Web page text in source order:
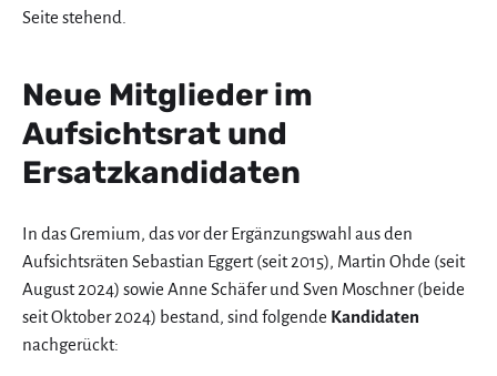
Seite stehend.
Neue Mitglieder im
Aufsichtsrat und
Ersatzkandidaten
In das Gremium, das vor der Ergänzungswahl aus den
Aufsichtsräten Sebastian Eggert (seit 2015), Martin Ohde (seit
August 2024) sowie Anne Schäfer und Sven Moschner (beide
seit Oktober 2024) bestand, sind folgende Kandidaten
nachgerückt: